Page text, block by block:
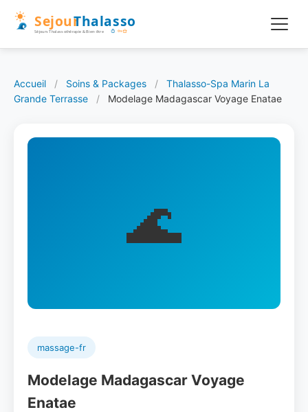
Accueil / Soins & Packages /
Thalasso-Spa Marin La
Grande Terrasse
/ Modelage Madagascar Voyage Enatae
🌊
massage-fr
Modelage Madagascar Voyage
Enatae